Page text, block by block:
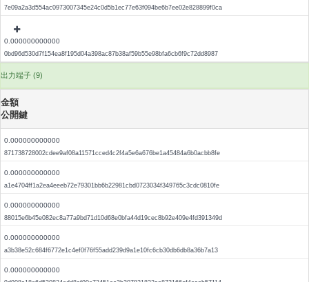
7e09a2a3d554ac0973007345e24c0d5b1ec77e63f094be6b7ee02e828899f0ca
0.000000000000
0bd96d530d7f154ea8f195d04a398ac87b38af59b55e98bfa6cb6f9c72dd8987
出力端子 (9)
金額
公開鍵
0.000000000000
871738728002cdee9af08a11571cced4c2f4a5e6a676be1a45484a6b0acbb8fe
0.000000000000
a1e4704ff1a2ea4eeeb72e79301bb6b22981cbd0723034f349765c3cdc0810fe
0.000000000000
88015e6b45e082ec8a77a9bd71d10d68e0bfa44d19cec8b92e409e4fd391349d
0.000000000000
a3b38e52c684f6772e1c4ef0f76f55add239d9a1e10fc6cb30db6db8a36b7a13
0.000000000000